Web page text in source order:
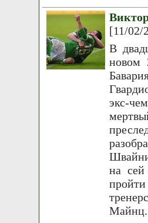
[11/02/
В
новом
экс-
на сей
Майнц.